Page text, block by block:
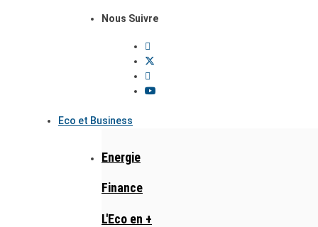
Nous Suivre
Eco et Business
Energie
Finance
L'Eco en +